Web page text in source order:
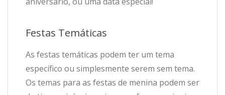
Festas Temáticas
As festas temáticas podem ter um tema
específico ou simplesmente serem sem tema.
Os temas para as festas de menina podem ser